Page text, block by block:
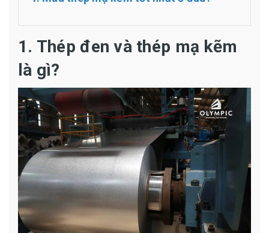
1. Thép đen và thép mạ kẽm
là gì?